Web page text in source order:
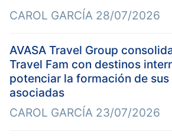
CAROL GARCÍA 28/07/2026
AVASA Travel Group
Travel Fam con destinos
potenciar la formación de
asociadas
CAROL GARCÍA 23/07/2026